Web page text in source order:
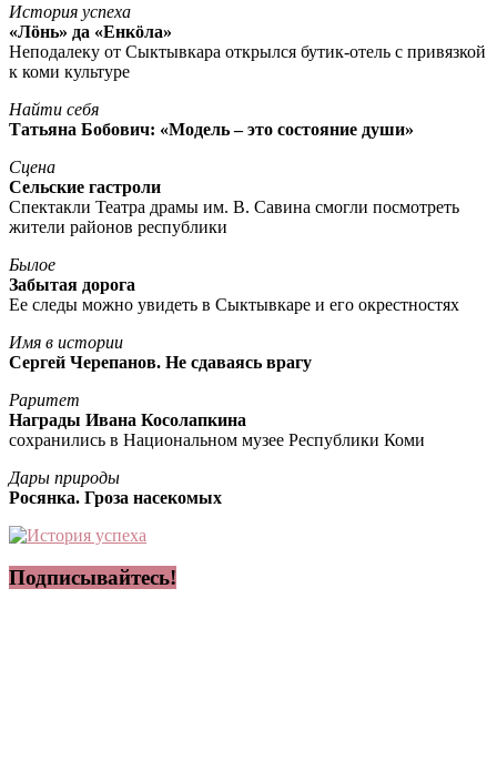
История успеха
«Лöнь» да «Енкöла»
Неподалеку от Сыктывкара открылся бутик-отель с привязкой
к коми культуре
Найти себя
Татьяна Бобович: «Модель – это состояние души»
Сцена
Сельские гастроли
Спектакли Театра драмы им. В. Савина смогли посмотреть
жители районов республики
Былое
Забытая дорога
Ее следы можно увидеть в Сыктывкаре и его окрестностях
Имя в истории
Сергей Черепанов. Не сдаваясь врагу
Раритет
Награды Ивана Косолапкина
сохранились в Национальном музее Республики Коми
Дары природы
Росянка. Гроза насекомых
Подписывайтесь!